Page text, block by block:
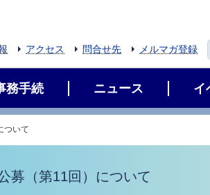
アクセス 問合せ先 メルマガ登録
務手続 ニュース イ
ついて
募（第11回）について